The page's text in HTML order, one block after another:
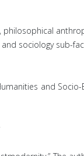
sociology sub-
and